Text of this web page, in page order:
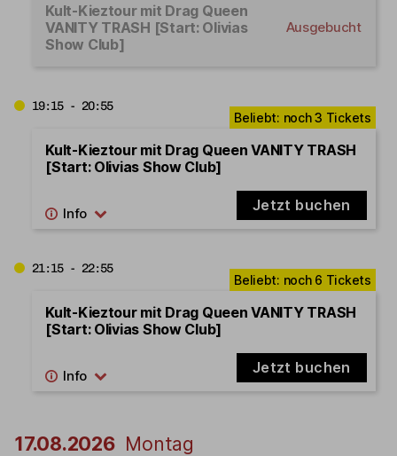
Kult-Kieztour mit Drag Queen
VANITY TRASH [Start: Olivias
Show Club]
Ausgebucht
19:15 - 20:55
Kult-Kieztour mit Drag Queen VANITY TRASH
[Start: Olivias Show Club]
Jetzt buchen
21:15 - 22:55
Kult-Kieztour mit Drag Queen VANITY TRASH
[Start: Olivias Show Club]
Jetzt buchen
17.08.2026 Montag